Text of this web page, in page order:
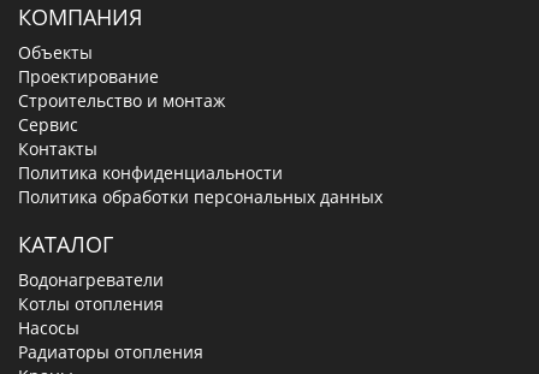
КОМПАНИЯ
Объекты
Проектирование
Строительство и монтаж
Сервис
Контакты
Политика конфиденциальности
Политика обработки персональных данных
КАТАЛОГ
Водонагреватели
Котлы отопления
Насосы
Радиаторы отопления